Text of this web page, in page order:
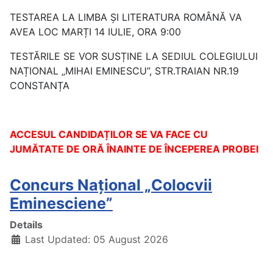
TESTAREA LA LIMBA ȘI LITERATURA ROMÂNĂ VA
AVEA LOC MARȚI 14 IULIE, ORA 9:00
TESTĂRILE SE VOR SUSȚINE LA SEDIUL COLEGIULUI
NAȚIONAL „MIHAI EMINESCU”, STR.TRAIAN NR.19
CONSTANȚA
ACCESUL CANDIDAȚILOR SE VA FACE CU
JUMĂTATE DE ORĂ ÎNAINTE DE ÎNCEPEREA PROBEI
Concurs Național „Colocvii
Eminesciene”
Details
Last Updated: 05 August 2026